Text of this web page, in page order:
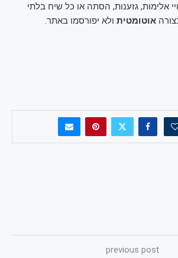
אלימות, גזענות, הסתה או כל שיח בלתי
אוטומטית ולא יפורסמו באתר.
previous post